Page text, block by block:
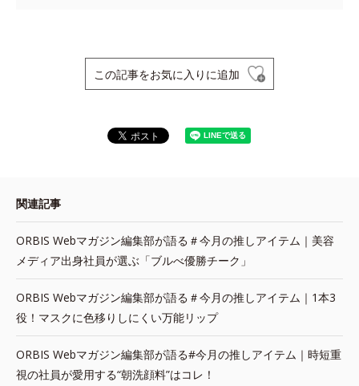
この記事をお気に入りに追加
関連記事
ORBIS Webマガジン編集部が語る＃今月の推しアイテム｜美容
メディア出身社員が選ぶ「ブルべ優勝チーク」
ORBIS Webマガジン編集部が語る＃今月の推しアイテム｜1本3
役！マスクに色移りしにくい万能リップ
ORBIS Webマガジン編集部が語る#今月の推しアイテム｜時短重
視の社員が愛用する“朝洗顔料”はコレ！